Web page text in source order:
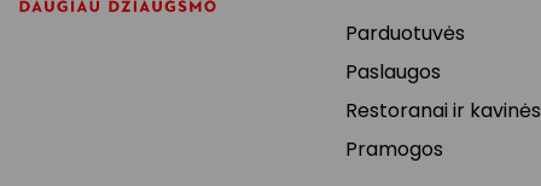
Parduotuvės
Paslaugos
Restoranai ir kavinės
Pramogos